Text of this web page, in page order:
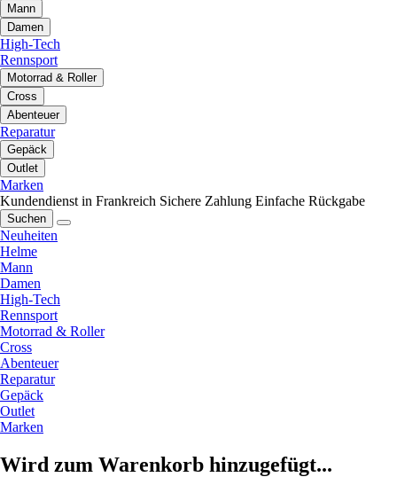
Mann
Damen
High-Tech
Rennsport
Motorrad & Roller
Cross
Abenteuer
Reparatur
Gepäck
Outlet
Marken
Kundendienst in Frankreich Sichere Zahlung Einfache Rückgabe
Suchen
Neuheiten
Helme
Mann
Damen
High-Tech
Rennsport
Motorrad & Roller
Cross
Abenteuer
Reparatur
Gepäck
Outlet
Marken
Wird zum Warenkorb hinzugefügt...